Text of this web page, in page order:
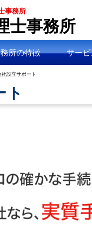
事務所
士事務所
所の特徴 サー
社設立サポート
ト